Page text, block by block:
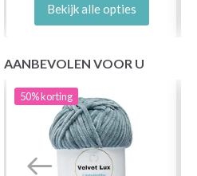
Bekijk alle opties
AANBEVOLEN VOOR U
50%korting